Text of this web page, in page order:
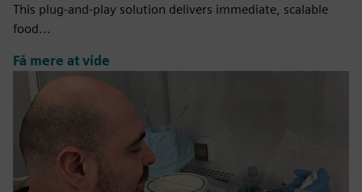
This plug-and-play solution delivers immediate, scalable
food...
Få mere at vide